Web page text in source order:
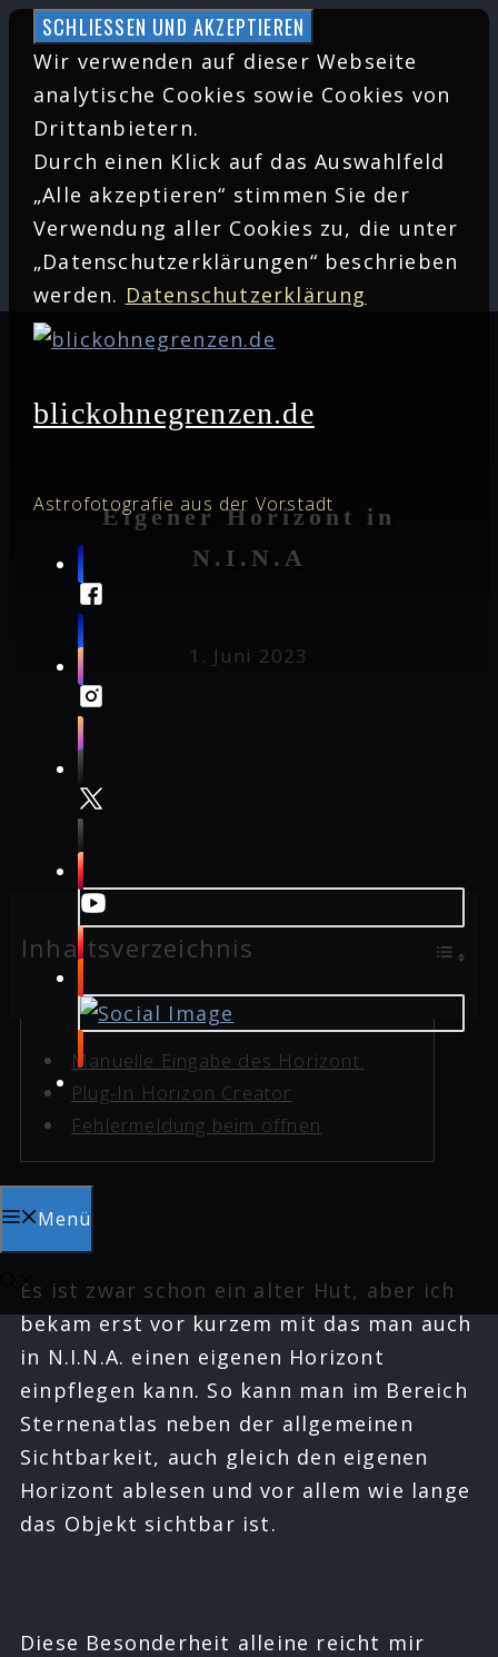
Zum
Inhalt
springen
Wir verwenden auf dieser Webseite
analytische Cookies sowie Cookies von
Drittanbietern.
Durch einen Klick auf das Auswahlfeld
„Alle akzeptieren“ stimmen Sie der
Verwendung aller Cookies zu, die unter
„Datenschutzerklärungen“ beschrieben
werden. Datenschutzerklärung
blickohnegrenzen.de
Astrofotografie aus der Vorstadt
Menü
Eigener Horizont in
N.I.N.A
1. Juni 2023
Inhaltsverzeichnis
Manuelle Eingabe des Horizont.
Plug-In Horizon Creator
Fehlermeldung beim öffnen
Es ist zwar schon ein alter Hut, aber ich
bekam erst vor kurzem mit das man auch
in N.I.N.A. einen eigenen Horizont
einpflegen kann. So kann man im Bereich
Sternenatlas neben der allgemeinen
Sichtbarkeit, auch gleich den eigenen
Horizont ablesen und vor allem wie lange
das Objekt sichtbar ist.
Diese Besonderheit alleine reicht mir